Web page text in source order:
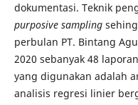
dokumentasi. Teknik
purposive sampling
perbulan PT. Bintang
2020 sebanyak 48
yang digunakan adalah
analisis regresi linier